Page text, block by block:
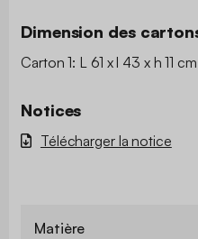
Dimension des
Carton 1: L 61 x l 43 x h 11
Notices
Télécharger la notice
Matière